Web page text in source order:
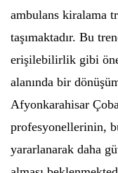
ambulans kiralama
taşımaktadır. Bu
erişilebilirlik gibi
alanında bir
Afyonkarahisar
profesyonellerinin,
yararlanarak daha